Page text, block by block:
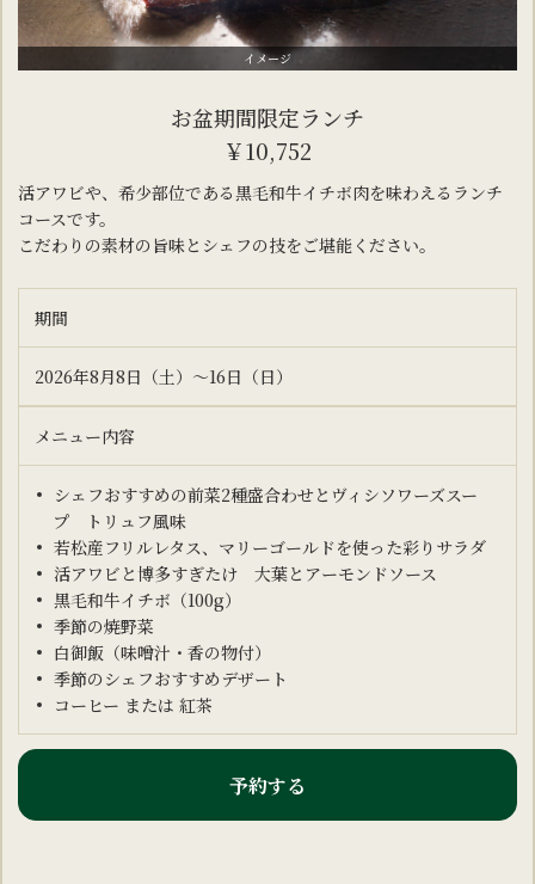
イメージ
お盆期間限定ランチ
￥10,752
活アワビや、希少部位である黒毛和牛イチボ肉を味わえる ランチ
コースです。
こだわりの素材の旨味とシェフの技をご堪能ください。
期間
2026年8月8日（土）～16日（日）
メニュー内容
シェフおすすめの前菜2種盛合わせとヴィシソワーズスー
プ トリュフ風味
若松産フリルレタス、マリーゴールドを使った彩りサラダ
活アワビと博多すぎたけ 大葉とアーモンドソース
黒毛和牛イチボ（100g）
季節の焼野菜
白御飯（味噌汁・香の物付）
季節のシェフおすすめデザート
コーヒー または 紅茶
予約する